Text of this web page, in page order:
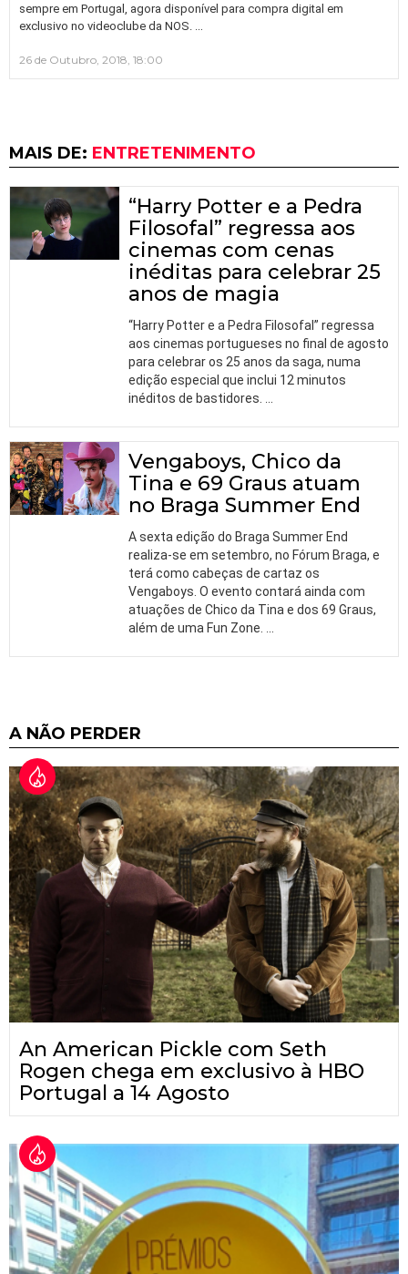
sempre em Portugal, agora disponível para compra digital em
exclusivo no videoclube da NOS.
26 de Outubro, 2018, 18:00
MAIS DE: ENTRETENIMENTO
“Harry Potter e a Pedra
Filosofal” regressa aos
cinemas com cenas
inéditas para celebrar 25
anos de magia
“Harry Potter e a Pedra Filosofal” regressa
aos cinemas portugueses no final de agosto
para celebrar os 25 anos da saga, numa
edição especial que inclui 12 minutos
inéditos de bastidores.
Vengaboys, Chico da
Tina e 69 Graus atuam
no Braga Summer End
A sexta edição do Braga Summer End
realiza-se em setembro, no Fórum Braga, e
terá como cabeças de cartaz os
Vengaboys. O evento contará ainda com
atuações de Chico da Tina e dos 69 Graus,
além de uma Fun Zone.
A NÃO PERDER
An American Pickle com Seth
Rogen chega em exclusivo à HBO
Portugal a 14 Agosto